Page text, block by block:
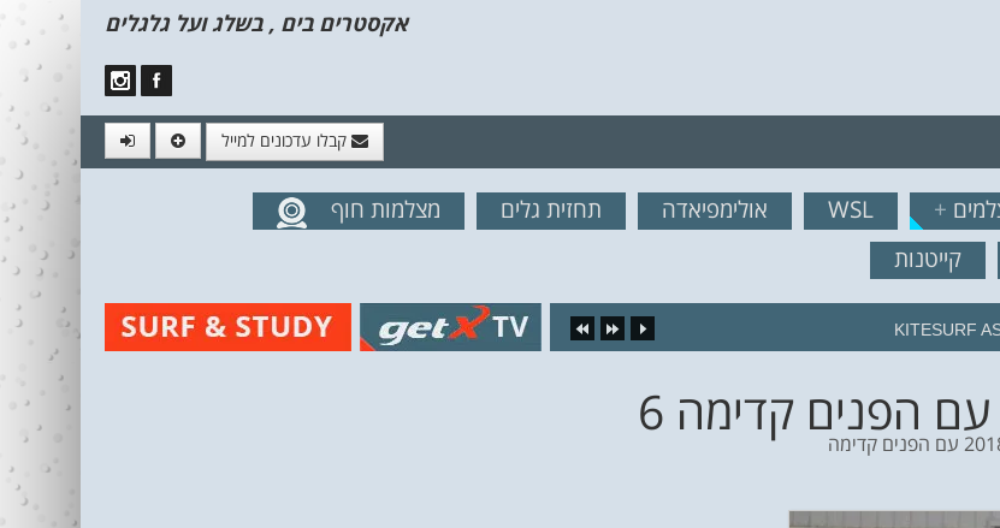
אקסטרים בים , בשלג ועל גלגלים
קבלו עדכונים למייל
תפוצה!נשמח לשלוח לך עדכונים חמים מהאתר +
WSL אולימפיאדה תחזית גלים
מצלמות חוף
קייטנות